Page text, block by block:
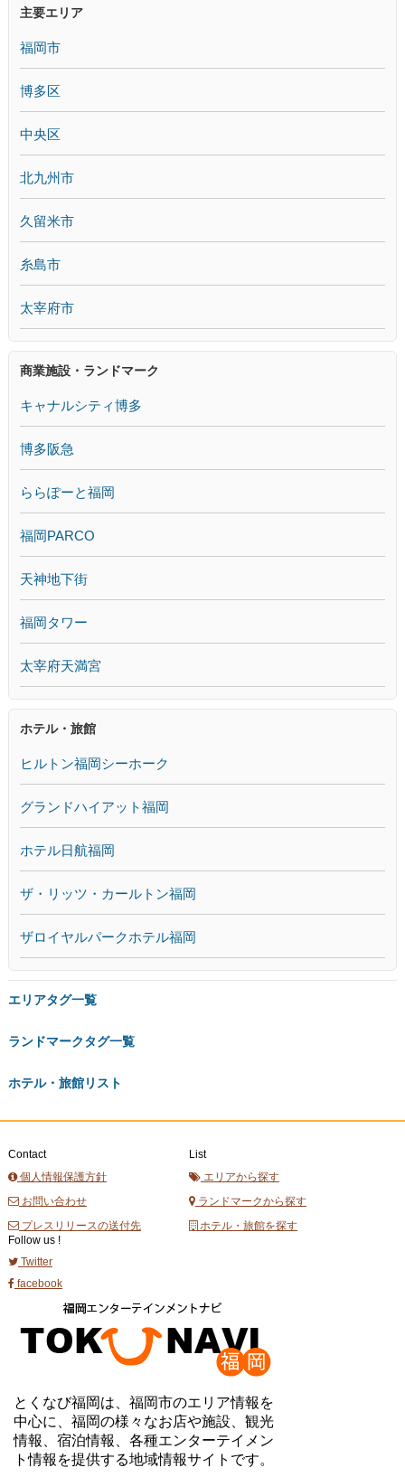
主要エリア
福岡市
博多区
中央区
北九州市
久留米市
糸島市
太宰府市
商業施設・ランドマーク
キャナルシティ博多
博多阪急
ららぽーと福岡
福岡PARCO
天神地下街
福岡タワー
太宰府天満宮
ホテル・旅館
ヒルトン福岡シーホーク
グランドハイアット福岡
ホテル日航福岡
ザ・リッツ・カールトン福岡
ザロイヤルパークホテル福岡
エリアタグ一覧
ランドマークタグ一覧
ホテル・旅館リスト
Contact
個人情報保護方針
お問い合わせ
プレスリリースの送付先
List
エリアから探す
ランドマークから探す
ホテル・旅館を探す
Follow us !
Twitter
facebook
とくなび福岡は、福岡市のエリア情報を
中心に、福岡の様々なお店や施設、観光
情報、宿泊情報、各種エンターテイメン
ト情報を提供する地域情報サイトです。